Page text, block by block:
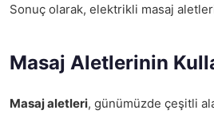
Sonuç olarak, elektrikli masaj
Masaj Aletlerinin
Masaj aletleri, günümüzde çeşitli